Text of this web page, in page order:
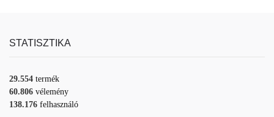
STATISZTIKA
29.554 termék
60.806 vélemény
138.176 felhasználó